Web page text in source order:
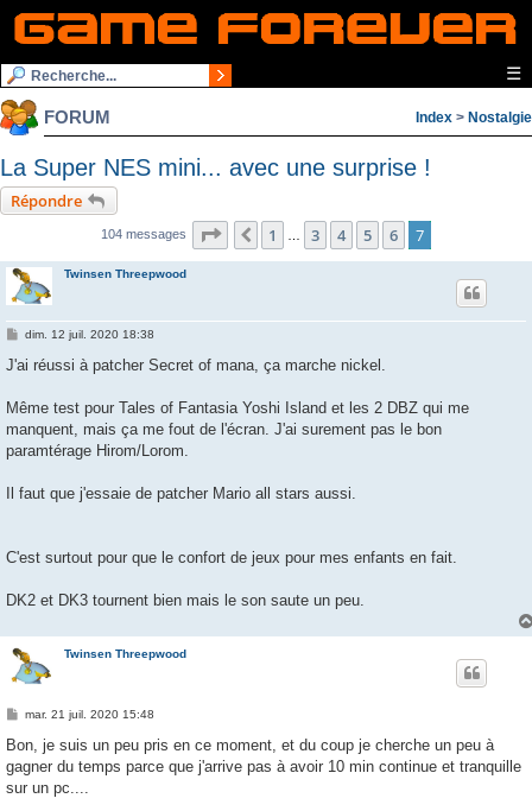
☰
FORUM Index > Nostalgie
La Super NES mini... avec une surprise !
Répondre
104 messages Page sur
Précédente
1 … 3 4 5 6 7
Twinsen Threepwood
M
s
g
dim. 12 juil. 2020 18:38
J'ai réussi à patcher Secret of mana, ça marche nickel.
Même test pour Tales of Fantasia Yoshi Island et les 2 DBZ qui me
manquent, mais ça me fout de l'écran. J'ai surement pas le bon
paramtérage Hirom/Lorom.
Il faut que j'essaie de patcher Mario all stars aussi.
C'est surtout pour que le confort de jeux pour mes enfants en fait.
DK2 et DK3 tournent bien mais le son saute un peu.
Twinsen Threepwood
M
s
a
g
mar. 21 juil. 2020 15:48
Bon, je suis un peu pris en ce moment, et du coup je cherche un peu à
gagner du temps parce que j'arrive pas à avoir 10 min continue et tranquille
sur un pc....